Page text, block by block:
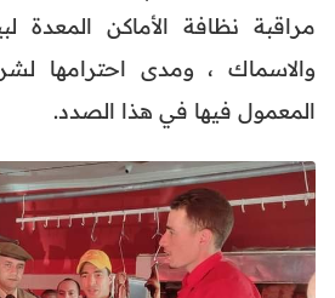
مراقبة نظافة الأماكن المعدة
والاسماك ، ومدى احترامها
المعمول فيها في هذا الصدد.